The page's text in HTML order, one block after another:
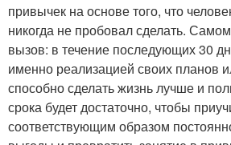
привычек на основе того, что
никогда не пробовал сделать.
вызов: в течение последующих 30
именно реализацией своих планов
способно сделать жизнь лучше и
срока будет достаточно, чтобы
соответствующим образом